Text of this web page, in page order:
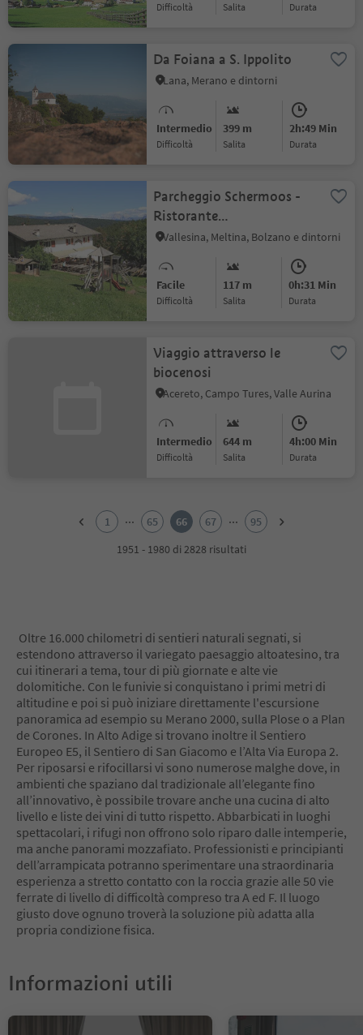
Difficoltà Salita durata
Da Foiana a S. Ippolito
Lana, Merano e dintorni
Intermedio
Difficoltà
399 m
Salita
2h:49 Min
durata
Parcheggio Schermoos -
Ristorante
Lanzenschuster
Vallesina, Meltina, Bolzano e dintorni
Facile
Difficoltà
117 m
Salita
0h:31 Min
durata
Viaggio attraverso le
biocenosi
Acereto, Campo Tures, Valle Aurina
Intermedio
Difficoltà
644 m
Salita
4h:00 Min
durata
10
11
12
13
14
15
16
17
18
19
20
21
22
23
24
25
26
27
28
31
33
1 ... 65 66 67 ...
95
1951 - 1980 di 2828 risultati
Oltre 16.000 chilometri di sentieri naturali segnati, si
estendono attraverso il variegato paesaggio altoatesino, tra
cui itinerari a tema, tour di più giornate e alte vie
dolomitiche. Con le funivie si conquistano i primi metri di
altitudine e poi si può iniziare direttamente l'escursione
panoramica ad esempio su Merano 2000, sulla Plose o a Plan
de Corones. In Alto Adige si trovano inoltre il Sentiero
Europeo E5, il Sentiero di San Giacomo e l’Alta Via Europa 2.
Per riposarsi e rifocillarsi vi sono numerose malghe dove, in
ambienti che spaziano dal tradizionale all’elegante fino
all’innovativo, è possibile trovare anche una cucina di alto
livello e liste dei vini di tutto rispetto. Abbarbicati in luoghi
spettacolari, i rifugi non offrono solo riparo dalle intemperie,
ma anche panorami mozzafiato. Professionisti e principianti
dell’arrampicata potranno sperimentare una straordinaria
esperienza a stretto contatto con la roccia grazie alle 50 vie
ferrate di livello di difficoltà compreso tra A ed F. Il luogo
giusto dove ognuno troverà la soluzione più adatta alla
propria condizione fisica.
Informazioni utili